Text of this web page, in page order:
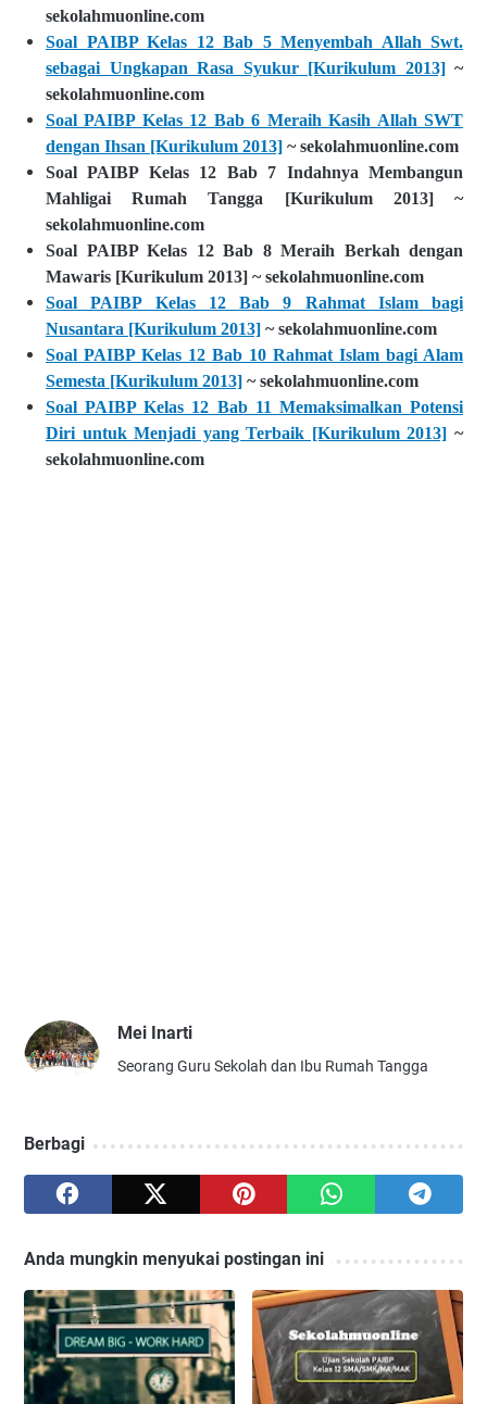
sekolahmuonline.com
Soal PAIBP Kelas 12 Bab 5 Menyembah Allah Swt.
sebagai Ungkapan Rasa Syukur [Kurikulum 2013]~
sekolahmuonline.com
Soal PAIBP Kelas 12 Bab 6 Meraih Kasih Allah SWT
dengan Ihsan [Kurikulum 2013] ~ sekolahmuonline.com
Soal PAIBP Kelas 12 Bab 7 Indahnya Membangun
Mahligai Rumah Tangga [Kurikulum 2013] ~
sekolahmuonline.com
Soal PAIBP Kelas 12 Bab 8 Meraih Berkah dengan
Mawaris [Kurikulum 2013] ~ sekolahmuonline.com
Soal PAIBP Kelas 12 Bab 9 Rahmat Islam bagi
Nusantara [Kurikulum 2013] ~ sekolahmuonline.com
Soal PAIBP Kelas 12 Bab 10 Rahmat Islam bagi Alam
Semesta [Kurikulum 2013] ~ sekolahmuonline.com
Soal PAIBP Kelas 12 Bab 11 Memaksimalkan Potensi
Diri untuk Menjadi yang Terbaik [Kurikulum 2013] ~
sekolahmuonline.com
Mei Inarti
Seorang Guru Sekolah dan Ibu Rumah Tangga
Berbagi
Anda mungkin menyukai postingan ini